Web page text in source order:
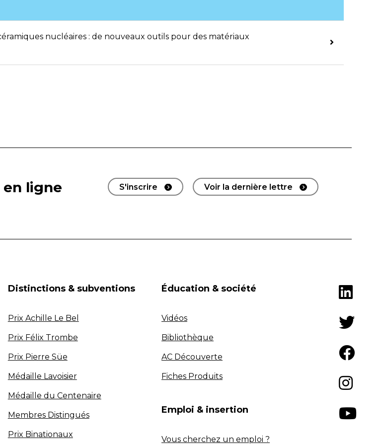
nucléaires : de nouveaux outils pour des matériaux
en ligne S'inscrire Voir la dernière lettre
Distinctions & subventions
Prix Achille Le Bel
Prix Félix Trombe
Prix Pierre Süe
Médaille Lavoisier
Médaille du Centenaire
Membres Distingués
Prix Binationaux
Éducation & société
Vidéos
Bibliothèque
AC Découverte
Fiches Produits
Emploi & insertion
Vous cherchez un emploi ?